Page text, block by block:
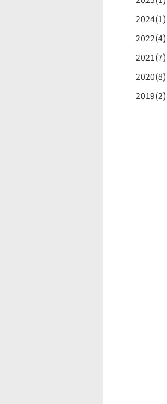
2024(1)
2022(4)
2021(7)
2020(8)
2019(2)